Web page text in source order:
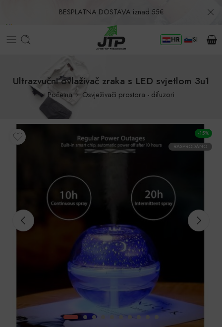
BESPLATNA DOSTAVA iznad 55€
Povrat u roku od 30 dana! HR SI
Ultrazvučni ovlaživač zraka s LED svjetlom 3u1
Početna Osvježivači prostora - difuzori
-15%
RASPRODANO